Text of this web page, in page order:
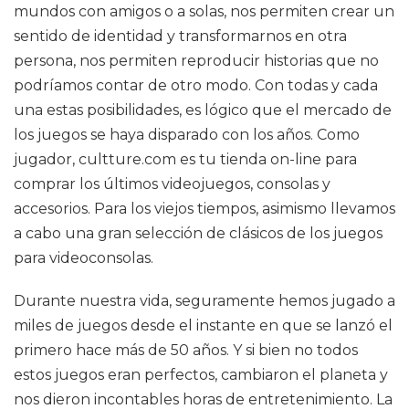
mundos con amigos o a solas, nos permiten crear un
sentido de identidad y transformarnos en otra
persona, nos permiten reproducir historias que no
podríamos contar de otro modo. Con todas y cada
una estas posibilidades, es lógico que el mercado de
los juegos se haya disparado con los años. Como
jugador, cultture.com es tu tienda on-line para
comprar los últimos videojuegos, consolas y
accesorios. Para los viejos tiempos, asimismo llevamos
a cabo una gran selección de clásicos de los juegos
para videoconsolas.
Durante nuestra vida, seguramente hemos jugado a
miles de juegos desde el instante en que se lanzó el
primero hace más de 50 años. Y si bien no todos
estos juegos eran perfectos, cambiaron el planeta y
nos dieron incontables horas de entretenimiento. La